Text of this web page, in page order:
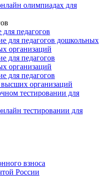
олимпиадах для
педагогов
для педагогов дошкольных
организаций
для педагогов
организаций
для педагогов
организаций
тестировании для
тестировании для
взноса
России